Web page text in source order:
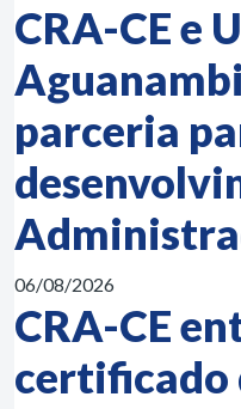
CRA-CE e
parceria
06/08/2026
CRA-CE
certificado